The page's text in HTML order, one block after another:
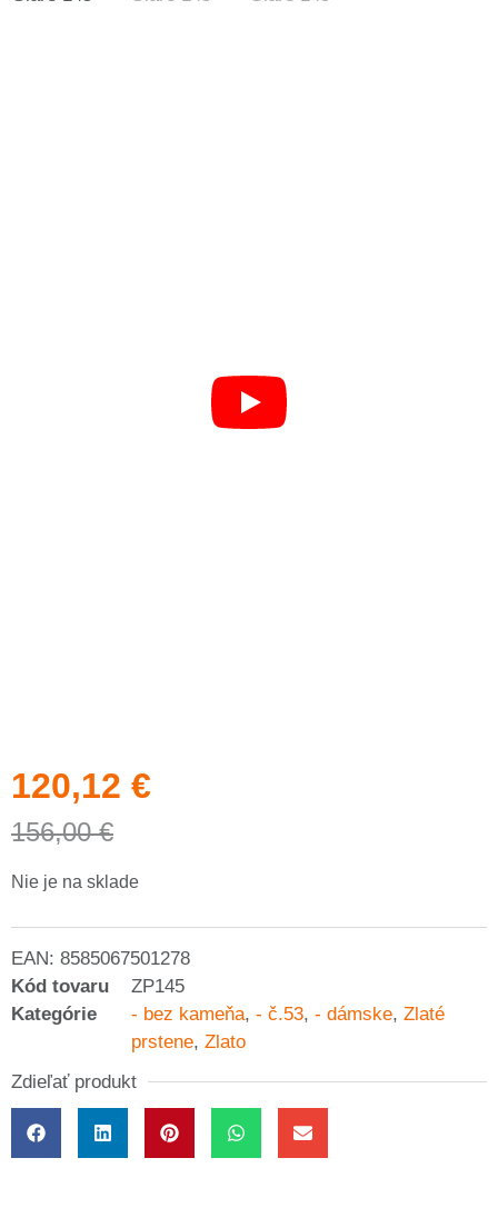
156,00€
120,12 €
Nie je na sklade
EAN: 8585067501278
Kód tovaru
ZP145
Kategórie
- bez kameňa, - č.53, - dámske, Zlaté
prstene, Zlato
Zdieľať produkt